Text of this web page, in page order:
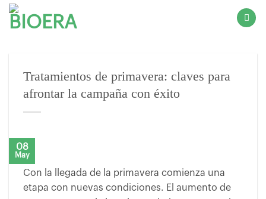
Saltar
Tratamientos de primavera: claves para
afrontar la campaña con éxito
08
May
Con la llegada de la primavera comienza una
etapa con nuevas condiciones. El aumento de